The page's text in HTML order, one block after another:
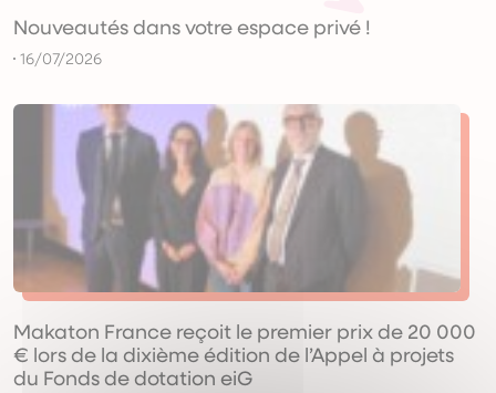
Nouveautés dans votre espace privé !
16/07/2026
Makaton France reçoit le premier prix de 20 000
€ lors de la dixième édition de l’Appel à projets
du Fonds de dotation eiG